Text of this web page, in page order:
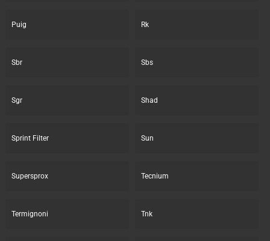
Puig Rk
Sbr Sbs
Sgr Shad
Sprint Filter Sun
Supersprox Tecnium
Termignoni Tnk